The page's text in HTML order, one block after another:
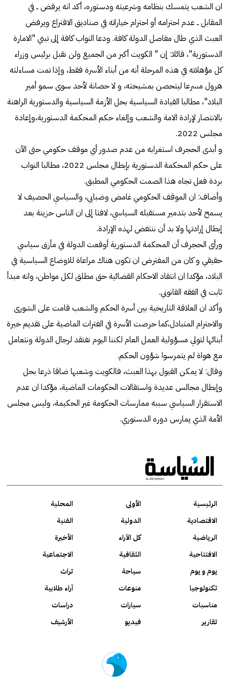
ان الشعب يتمسك بنظامه وشرعيته ودستوره، أكد انه يرفض ــ في
المقابل ــ عدم احترامه أو احترام خياراته في صناديق الاقتراع ويرفض
العبث الذي طال مفاصل الدولة كافة. ودعا النواب كافة إلى تبني "الامارة
الدستورية"، قائلا: إن " الكويت أكبر من الجميع ولن نقبل برئيس وزراء
كل مؤهلاته في هذه المرحلة أنه من أبناء الأسرة فقط، وإذا تمت مساءلته
هرول مسرعا ليتحصن بمشيخته، و لا حصانة لأحد سوى سمو أمير
البلاد"، مطالبا القيادة السياسية بحل الأزمة السياسية والدستورية الراهنة
بالانتصار لإرادة الامة والشعب وإلغاء حكم المحكمة الدستورية،وإعادة
مجلس 2022.
و أبدى الحجرف استغرابه من عدم صدور أي موقف حكومي حتى الآن
على حكم المحكمة الدستورية بإبطال مجلس 2022، مطالبا النواب
بردة فعل تجاه هذا الصمت الحكومي المطبق.
وأضاف: ان الموقف الحكومي غامض وضبابي، والسياسي الحصيف لا
يسمح لأحد بتدمير مستقبله السياسي، لافتا إلى ان الناس حزينة بعد
إبطال إرادتها ولا بد أن ننتفض لهذه الإرادة.
ورأى الحجرف أن المحكمة الدستورية أوقعت الدولة في مأزق سياسي
حقيقي و كان من المفترض ان تكون هناك مراعاة للاوضاع السياسية في
البلاد، مؤكدا ان انتقاد الاحكام القضائية حق مطلق لكل مواطن، وانه مبدأ
ثابت في الفقه القانوني.
وأكد ان العلاقة التاريخية بين أسرة الحكم والشعب قامت على الشورى
والاحترام المتبادل،كما حرصت الأسرة في الفترات الماضية على تقديم خيرة
أبنائها لتولي مسؤولية العمل العام لكننا اليوم نفتقد لرجال الدولة ونتعامل
مع هواة لم يتمرسوا شؤون الحكم.
وقال: لا يمكن القبول بهذا العبث، فالكويت وشعبها ضاقا ذرعا بحل
وإبطال مجالس عديدة واستقالات الحكومات الماضية، مؤكدا ان عدم
الاستقرار السياسي سببه ممارسات الحكومة غير الحكيمة، وليس مجلس
الأمة الذي يمارس دوره الدستوري.
الرئيسية الأولى
المحلية
الاقتصادية
الدولية
الفنية
الرياضية
كل الآراء
الأخيرة
الافتتاحية
الثقافية
الاجتماعية
يوم و يوم
سياحة
تراث
تكنولوجيا
منوعات
آراء طلابية
مناسبات
سيارات
دراسات
تقارير
فيديو الأرشيف